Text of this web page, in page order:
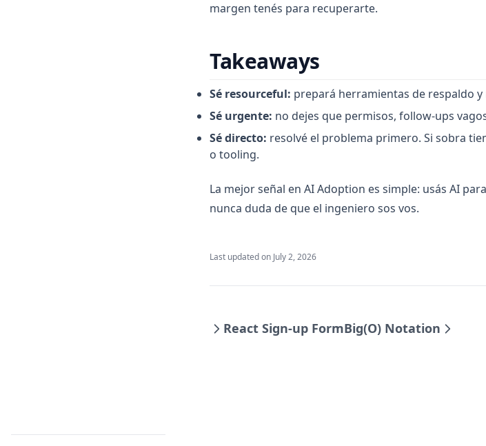
margen tenés para recuperarte.
Takeaways
Sé resourceful: prepará herramientas de respaldo
Sé urgente: no dejes que permisos, follow-ups
Sé directo: resolvé el problema primero. Si sobra
o tooling.
La mejor señal en AI Adoption es simple: usás AI
nunca duda de que el ingeniero sos vos.
Last updated on July 2, 2026
React Sign-up FormBig(O) Notation